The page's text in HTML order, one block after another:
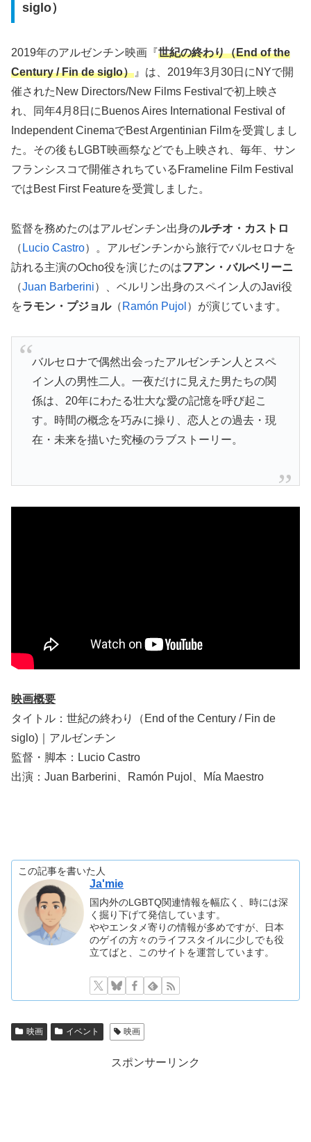
siglo）
2019年のアルゼンチン映画『世紀の終わり（End of the
Century / Fin de siglo） 』は、2019年3月30日にNYで開
催されたNew Directors/New Films Festivalで初上映さ
れ、同年4月8日にBuenos Aires International Festival of
Independent CinemaでBest Argentinian Filmを受賞しまし
た。その後もLGBT映画祭などでも上映され、毎年、サン
フランシスコで開催されちているFrameline Film Festival
ではBest First Featureを受賞しました。
監督を務めたのはアルゼンチン出身のルチオ・カストロ
（ Lucio Castro）。アルゼンチンから旅行でバルセロナを
訪れる主演のOcho役を演じたのはフアン・バルベリーニ
（Juan Barberini）、ベルリン出身のスペイン人のJavi役
をラモン・プジョル（ Ramón Pujol ）が演じています。
バルセロナで偶然出会ったアルゼンチン人とスペ
イン人の男性二人。一夜だけに見えた男たちの関
係は、20年にわたる壮大な愛の記憶を呼び起こ
す。時間の概念を巧みに操り、恋人との過去・現
在・未来を描いた究極のラブストーリー。
映画概要
タイトル：世紀の終わり（End of the Century / Fin de
siglo)｜アルゼンチン
監督・脚本：Lucio Castro
出演：Juan Barberini、Ramón Pujol、Mía Maestro
この記事を書いた人
Ja'mie
国内外のLGBTQ関連情報を幅広く、時には深
く掘り下げて発信しています。
ややエンタメ寄りの情報が多めですが、日本
のゲイの方々のライフスタイルに少しでも役
立てばと、このサイトを運営しています。
映画 イベント 映画
スポンサーリンク